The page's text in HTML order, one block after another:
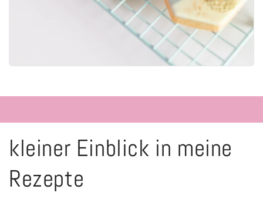
kleiner Einblick in meine
Rezepte